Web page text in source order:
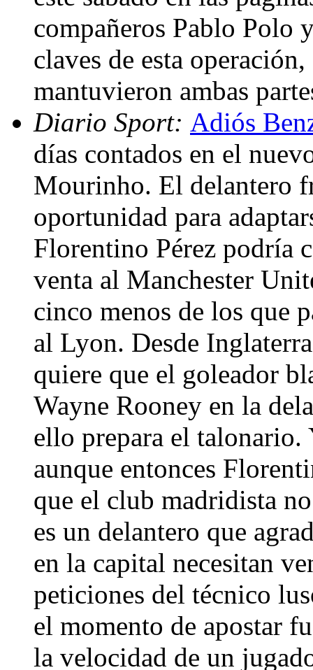
compañeros Pablo Polo
claves de esta
mantuvieron ambas
Diario Sport: Adiós
días contados en el
Mourinho. El delantero
oportunidad para
Florentino Pérez podría
venta al Manchester
cinco menos de los que
al Lyon. Desde
quiere que el goleador
Wayne Rooney en la
ello prepara el talonario.
aunque entonces
que el club madridista
es un delantero que
en la capital necesitan
peticiones del técnico
el momento de apostar
la velocidad de un